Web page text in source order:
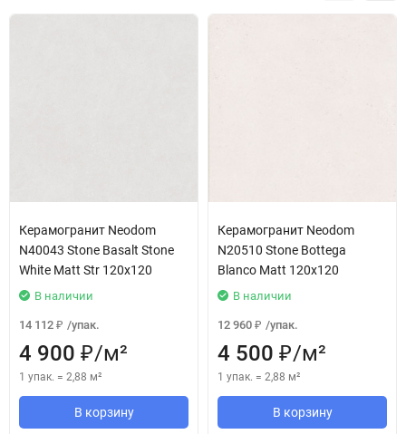
Керамогранит Neodom
N40043 Stone Basalt Stone
White Matt Str 120x120
В наличии
14 112 ₽ /упак.
4 900 ₽/м²
1 упак. = 2,88 м²
В корзину
Керамогранит Neodom
N20510 Stone Bottega
Blanco Matt 120x120
В наличии
12 960 ₽ /упак.
4 500 ₽/м²
1 упак. = 2,88 м²
В корзину